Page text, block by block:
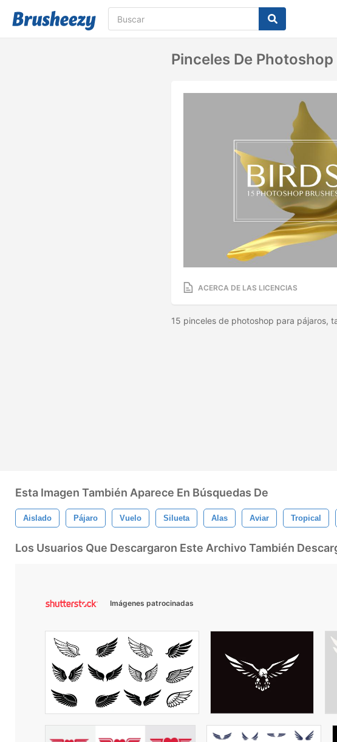
Pinceles De Photoshop
ACERCA DE LAS LICENCIAS
15 pinceles de photoshop para pájaros,
Esta Imagen También Aparece En Búsquedas De
Aislado Pájaro Vuelo Silueta Alas Aviar Tropical
Los Usuarios Que Descargaron Este Archivo También
Imágenes patrocinadas